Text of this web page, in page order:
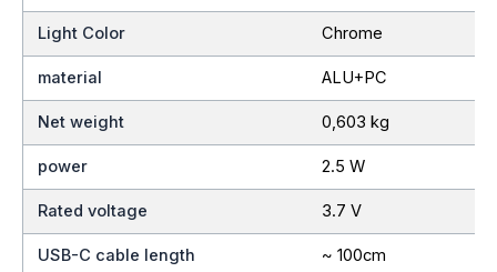
Light Color Chrome
material ALU+PC
Net weight 0,603 kg
power 2.5 W
Rated voltage 3.7 V
USB-C cable length ~ 100cm